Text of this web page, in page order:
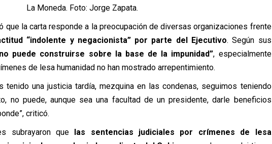
La Moneda. Foto: Jorge Zapata.
que la carta responde a la preocupación de diversas organizaciones frente
“indolente y negacionista” por parte del Ejecutivo. Según sus
puede construirse sobre la base de la impunidad”, especialmente
de lesa humanidad no han mostrado arrepentimiento.
tenido una justicia tardía, mezquina en las condenas, seguimos teniendo
no puede, aunque sea una facultad de un presidente, darle beneficios
criticó.
subrayaron que
las sentencias judiciales por crímenes de lesa